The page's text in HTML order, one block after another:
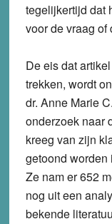
tegelijkertijd dat
voor de vraag of
De eis dat
trekken, wordt
dr. Anne Marie
onderzoek naar
kreeg van zijn
getoond worden
Ze nam er 652
nog uit een
bekende